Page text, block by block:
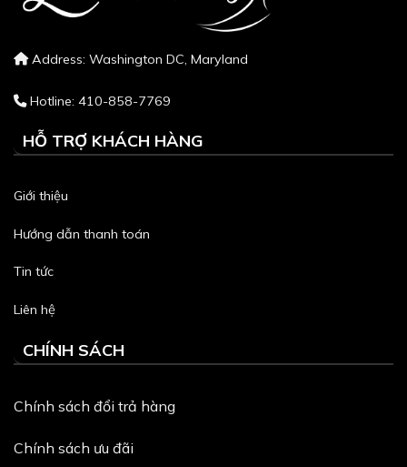
Address: Washington DC, Maryland
Hotline: 410-858-7769
HỖ TRỢ KHÁCH HÀNG
Giới thiệu
Hướng dẫn thanh toán
Tin tức
Liên hệ
CHÍNH SÁCH
Chính sách đổi trả hàng
Chính sách ưu đãi